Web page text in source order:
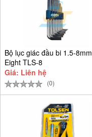
Bộ lục giác đầu bi 1.5-8mm
Eight TLS-8
Giá: Liên hệ
(0)